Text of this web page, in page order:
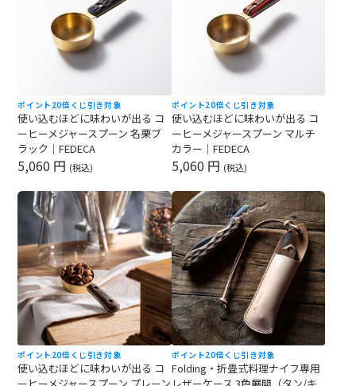
ポイント20倍 くじ引き対象
使い込むほどに味わいが出る コ
ーヒーメジャースプーン 名栗ブ
ラック｜FEDECA
5,060 円 (税込)
ポイント20倍 くじ引き対象
使い込むほどに味わいが出る コ
ーヒーメジャースプーン マルチ
カラー｜FEDECA
5,060 円 (税込)
ポイント20倍 くじ引き対象
使い込むほどに味わいが出る コ
ポイント20倍 くじ引き対象
Folding・折畳式料理ナイフ専用